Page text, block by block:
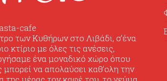
cafe
των Κυθήρων στο Λιβάδι, σ’ένα
κτίριο με όλες τις ανέσεις,
ένα μοναδικό χώρο όπου
μπορεί να απολαύσει καθ’ολη την